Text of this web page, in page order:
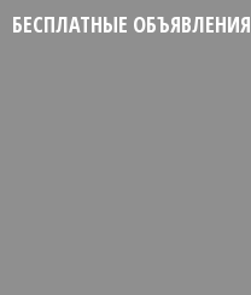
БЕСПЛАТНЫЕ ОБЪЯВЛЕНИЯ